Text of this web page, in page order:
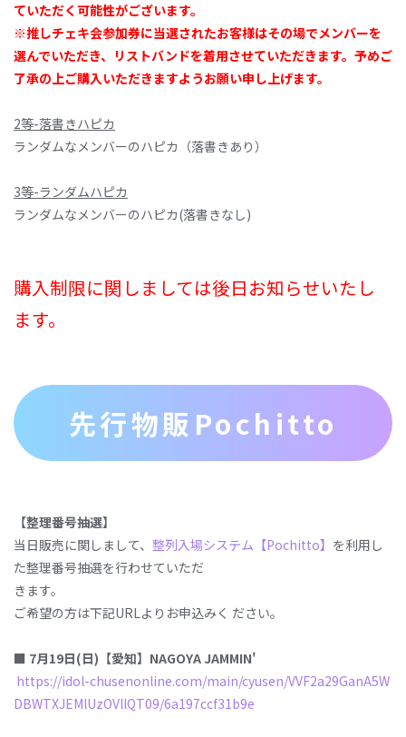
ていただく可能性がございます。
※推しチェキ会参加券に当選されたお客様はその場でメンバーを
選んでいただき、リストバンドを着用させていただきます。予めご
了承の上ご購入いただきますようお願い申し上げます。
2等-落書きハピカ
ランダムなメンバーのハピカ（落書きあり）
3等-ランダムハピカ
ランダムなメンバーのハピカ(落書きなし)
購入制限に関しましては後日お知らせいたし
ます。
先行物販Pochitto
【整理番号抽選】
当⽇販売に関しまして、 整列⼊場システム【Pochitto】 を利⽤し
た整理番号抽選を⾏わせていただ
きます。
ご希望の⽅は下記URLよりお申込みく ださい。
■ 7⽉19⽇(⽇) 【愛知】 NAGOYA JAMMIN'
https://idol-chusenonline.com/main/cyusen/VVF2a29GanA5W
DBWTXJEMlUzOVllQT09/6a197ccf31b9e